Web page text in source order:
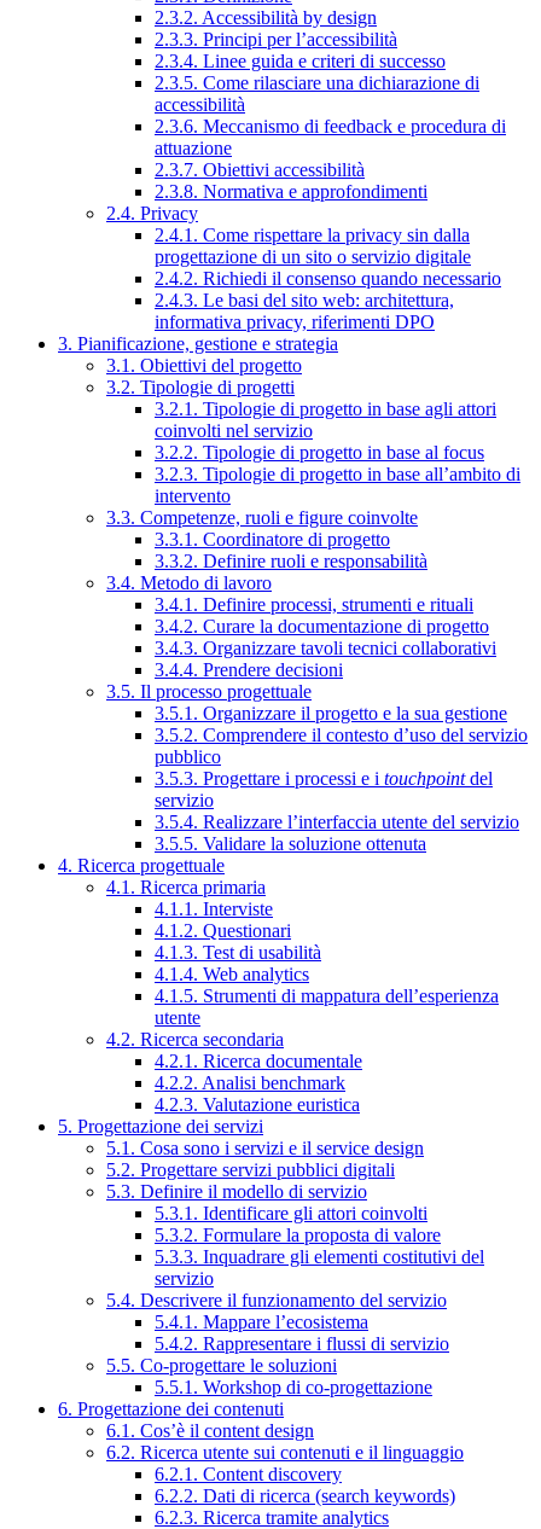
2.3.2. Accessibilità by design
2.3.3. Principi per l’accessibilità
2.3.4. Linee guida e criteri di successo
2.3.5. Come rilasciare una dichiarazione di
accessibilità
2.3.6. Meccanismo di feedback e procedura di
attuazione
2.3.7. Obiettivi accessibilità
2.3.8. Normativa e approfondimenti
2.4. Privacy
2.4.1. Come rispettare la privacy sin dalla
progettazione di un sito o servizio digitale
2.4.2. Richiedi il consenso quando necessario
2.4.3. Le basi del sito web: architettura,
informativa privacy, riferimenti DPO
3. Pianificazione, gestione e strategia
3.1. Obiettivi del progetto
3.2. Tipologie di progetti
3.2.1. Tipologie di progetto in base agli attori
coinvolti nel servizio
3.2.2. Tipologie di progetto in base al focus
3.2.3. Tipologie di progetto in base all’ambito di
intervento
3.3. Competenze, ruoli e figure coinvolte
3.3.1. Coordinatore di progetto
3.3.2. Definire ruoli e responsabilità
3.4. Metodo di lavoro
3.4.1. Definire processi, strumenti e rituali
3.4.2. Curare la documentazione di progetto
3.4.3. Organizzare tavoli tecnici collaborativi
3.4.4. Prendere decisioni
3.5. Il processo progettuale
3.5.1. Organizzare il progetto e la sua gestione
3.5.2. Comprendere il contesto d’uso del servizio
pubblico
3.5.3. Progettare i processi e i touchpointdel
servizio
3.5.4. Realizzare l’interfaccia utente del servizio
3.5.5. Validare la soluzione ottenuta
4. Ricerca progettuale
4.1. Ricerca primaria
4.1.1. Interviste
4.1.2. Questionari
4.1.3. Test di usabilità
4.1.4. Web analytics
4.1.5. Strumenti di mappatura dell’esperienza
utente
4.2. Ricerca secondaria
4.2.1. Ricerca documentale
4.2.2. Analisi benchmark
4.2.3. Valutazione euristica
5. Progettazione dei servizi
5.1. Cosa sono i servizi e il service design
5.2. Progettare servizi pubblici digitali
5.3. Definire il modello di servizio
5.3.1. Identificare gli attori coinvolti
5.3.2. Formulare la proposta di valore
5.3.3. Inquadrare gli elementi costitutivi del
servizio
5.4. Descrivere il funzionamento del servizio
5.4.1. Mappare l’ecosistema
5.4.2. Rappresentare i flussi di servizio
5.5. Co-progettare le soluzioni
5.5.1. Workshop di co-progettazione
6. Progettazione dei contenuti
6.1. Cos’è il content design
6.2. Ricerca utente sui contenuti e il linguaggio
6.2.1. Content discovery
6.2.2. Dati di ricerca (search keywords)
6.2.3. Ricerca tramite analytics